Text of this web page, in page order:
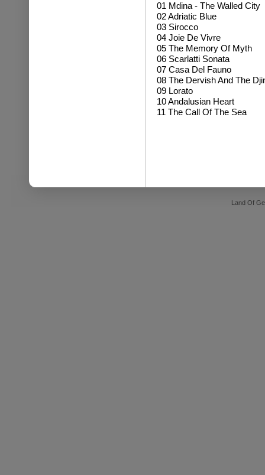
01 Mdina - The Walled City
02 Adriatic Blue
03 Sirocco
04 Joie De Vivre
05 The Memory Of Myth
06 Scarlatti Sonata
07 Casa Del Fauno
08 The Dervish And The
09 Lorato
10 Andalusian Heart
11 The Call Of The Sea
Land Of